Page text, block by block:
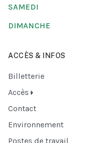
SAMEDI
DIMANCHE
ACCÈS & INFOS
Billetterie
Accès
Contact
Environnement
Postes de travail